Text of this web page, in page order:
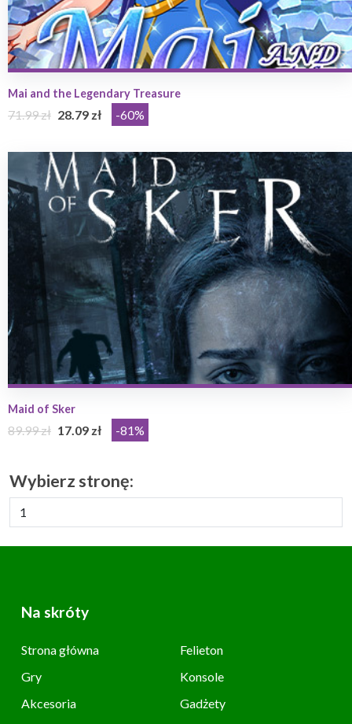
Mai and the Legendary Treasure
71.99 zł 28.79 zł -60%
Maid of Sker
89.99 zł 17.09 zł -81%
Wybierz stronę:
Na skróty
Strona główna
Felieton
Gry
Konsole
Akcesoria
Gadżety